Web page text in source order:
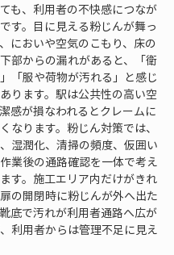
も、利用者の不快感につなが
す。目に見える粉じんが舞っ
においや空気のこもり、床の
部からの漏れがあると、「衛
「服や荷物が汚れる」と感じ
ります。駅は公共性の高い空
感が損なわれるとクレームに
なります。粉じん対策では、
湿潤化、清掃の頻度、仮囲い
業後の通路確認を一体で考え
す。施工エリア内だけがきれ
の開閉時に粉じんが外へ出た
底で汚れが利用者通路へ広が
利用者からは管理不足に見え